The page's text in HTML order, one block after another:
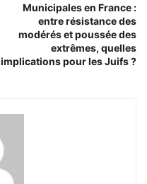
Municipales en France :
entre résistance des
modérés et poussée des
extrêmes, quelles
implications pour les Juifs ?